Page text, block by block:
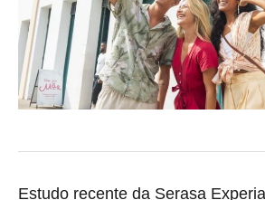
Estudo recente da Serasa